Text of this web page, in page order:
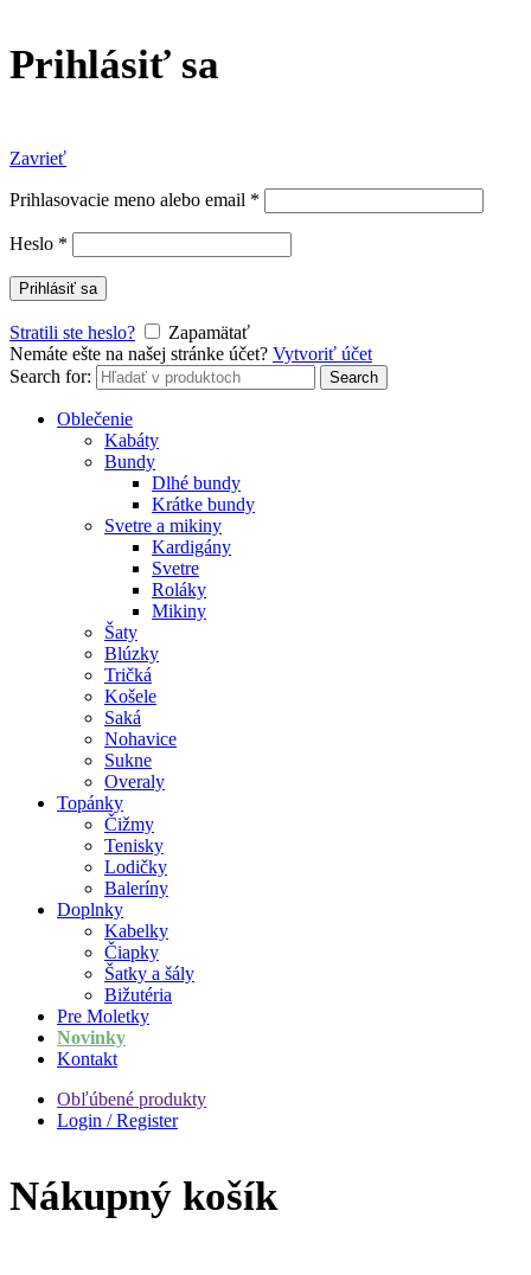
Prihlásiť sa
Zavrieť
Prihlasovacie meno alebo email *
Heslo *
Prihlásiť sa
Stratili ste heslo?
Zapamätať
Nemáte ešte na našej stránke účet? Vytvoriť účet
Search for:
Search
Oblečenie
Kabáty
Bundy
Dlhé bundy
Krátke bundy
Svetre a mikiny
Kardigány
Svetre
Roláky
Mikiny
Šaty
Blúzky
Tričká
Košele
Saká
Nohavice
Sukne
Overaly
Topánky
Čižmy
Tenisky
Lodičky
Baleríny
Doplnky
Kabelky
Čiapky
Šatky a šály
Bižutéria
Pre Moletky
Novinky
Kontakt
Obľúbené produkty
Login / Register
Nákupný košík